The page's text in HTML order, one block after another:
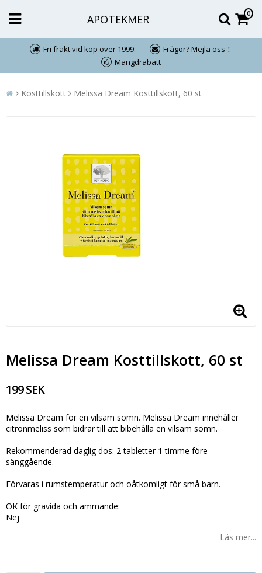
APOTEKMER 0
Fri frakt vid köp över 1999:-
Frågor? Mejla oss！
Mängdrabatt
Kosttillskott Melissa Dream Kosttillskott, 60 st
Melissa Dream Kosttillskott, 60 st
199 SEK
Melissa Dream för en vilsam sömn. Melissa Dream innehåller
citronmeliss som bidrar till att bibehålla en vilsam sömn.
Rekommenderad daglig dos: 2 tabletter 1 timme före
sänggående.
Förvaras i rumstemperatur och oåtkomligt för små barn.
OK för gravida och ammande:
Nej
Läs mer...